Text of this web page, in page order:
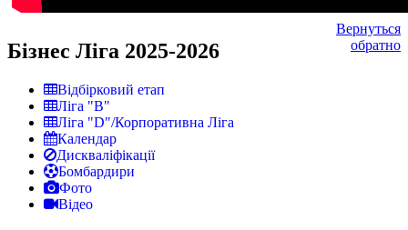
Вернуться
обратно
Бізнес Ліга 2025-2026
Відбірковий етап
Ліга "В"
Ліга "D"/Корпоративна Ліга
Календар
Дискваліфікації
Бомбардири
Фото
Відео